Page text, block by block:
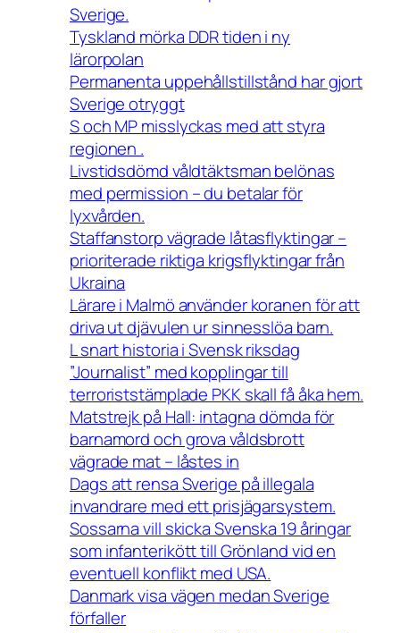
Sverige.
Tyskland mörka DDR tiden i ny
lärorpolan
Permanenta uppehållstillstånd har gjort
Sverige otryggt
S och MP misslyckas med att styra
regionen .
Livstidsdömd våldtäktsman belönas
med permission – du betalar för
lyxvården.
Staffanstorp vägrade låtasflyktingar –
prioriterade riktiga krigsflyktingar från
Ukraina
Lärare i Malmö använder koranen för att
driva ut djävulen ur sinnesslöa barn.
L snart historia i Svensk riksdag
”Journalist” med kopplingar till
terroriststämplade PKK skall få åka hem.
Matstrejk på Hall: intagna dömda för
barnamord och grova våldsbrott
vägrade mat – låstes in
Dags att rensa Sverige på illegala
invandrare med ett prisjägarsystem.
Sossarna vill skicka Svenska 19 åringar
som infanterikött till Grönland vid en
eventuell konflikt med USA.
Danmark visa vägen medan Sverige
förfaller